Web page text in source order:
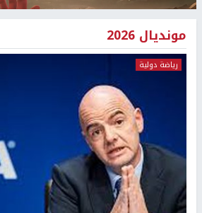
مونديال 2026
رياضة دولية